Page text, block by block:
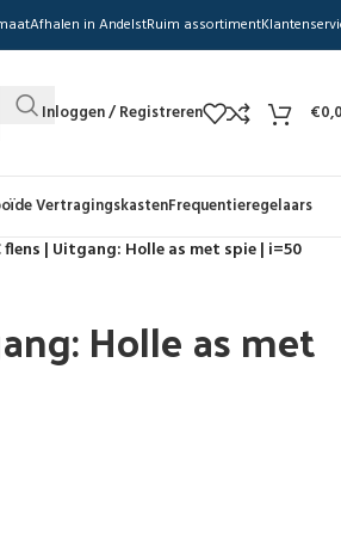
Afhalen in AndelstRuim assortiment
Inloggen / Registreren €
VertragingskastenFrequentieregelaars
| Uitgang: Holle as met spie | i=50
Holle as met